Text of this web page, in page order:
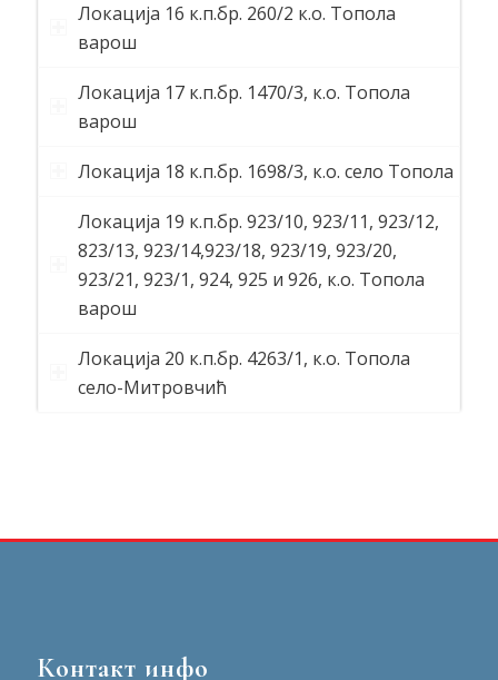
Локација 16 к.п.бр. 260/2 к.о. Tопола
варош
Локација 17 к.п.бр. 1470/3, к.о. Tопола
варош
Локација 18 к.п.бр. 1698/3, к.о. село Топола
Локација 19 к.п.бр. 923/10, 923/11, 923/12,
823/13, 923/14,923/18, 923/19, 923/20,
923/21, 923/1, 924, 925 и 926, к.о. Tопола
варош
Локација 20 к.п.бр. 4263/1, к.о. Топола
село-Митровчић
Контакт инфо